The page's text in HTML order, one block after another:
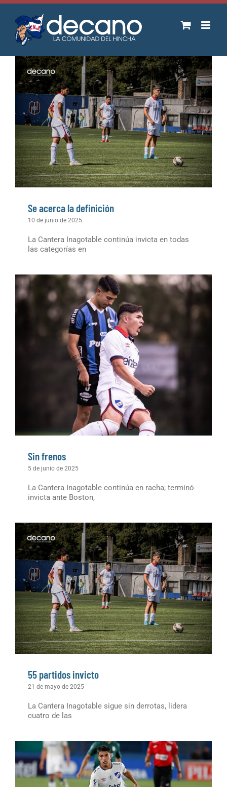
Saltar
contenido
Se acerca la definición
10 de junio de 2025
La Cantera Inagotable continúa invicta en todas
las categorías en
Sin frenos
5 de junio de 2025
La Cantera Inagotable continúa en racha; terminó
invicta ante Boston,
55 partidos invicto
21 de mayo de 2025
La Cantera Inagotable sigue sin derrotas, lidera
cuatro de las